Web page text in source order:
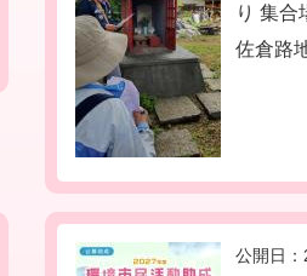
り 集
佐倉路
公開日